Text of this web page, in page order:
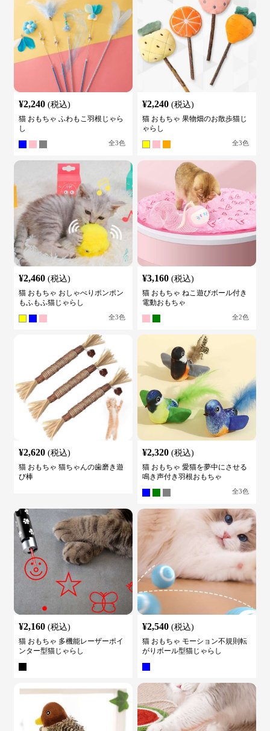
¥2,240 (税込)
猫 おもちゃ ふわもこ羽根じゃら
し
全3色
¥2,240 (税込)
猫 おもちゃ 果物畑のお散歩猫じ
ゃらし
全3色
¥2,460 (税込)
猫 おもちゃ おしゃべりポンポン
もふもふ猫じゃらし
全3色
¥3,160 (税込)
猫 おもちゃ ねこ遊びボール付き
電動おもちゃ
全2色
¥2,620 (税込)
猫 おもちゃ 猫ちゃんの歯磨き遊
び棒
¥2,320 (税込)
猫 おもちゃ 愛猫を夢中にさせる
鳴き声付き羽根おもちゃ
全3色
¥2,160 (税込)
猫 おもちゃ 多機能レーザーポイ
ンター型猫じゃらし
¥2,540 (税込)
猫 おもちゃ モーション不規則転
がりボール型猫じゃらし